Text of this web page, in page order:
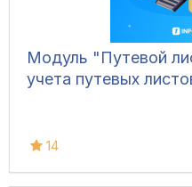
Модуль "Путевой
учета путевых
14